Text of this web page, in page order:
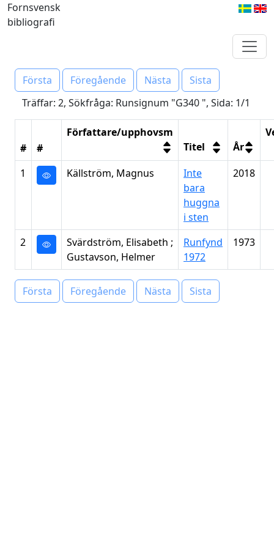
Fornsvensk
bibliografi
Första Föregående Nästa
Sista
Träffar: 2, Sökfråga: Runsignum "G340 ", Sida: 1/1
# #
Författare/upphovsm
Titel
År
1 Källström, Magnus
Inte
bara
huggna
i sten
2018
2
Svärdström, Elisabeth ;
Gustavson, Helmer
Runfynd
1972
1973
Första Föregående Nästa Sista